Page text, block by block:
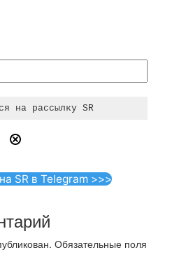
SR в Telegram >>>
Обязательные поля